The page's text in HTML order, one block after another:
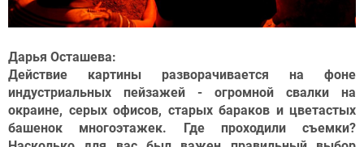
Дарья Осташева:
Действие картины разворачивается на фоне
индустриальных пейзажей - огромной свалки на
окраине, серых офисов, старых бараков и цветастых
башенок многоэтажек. Где проходили съемки?